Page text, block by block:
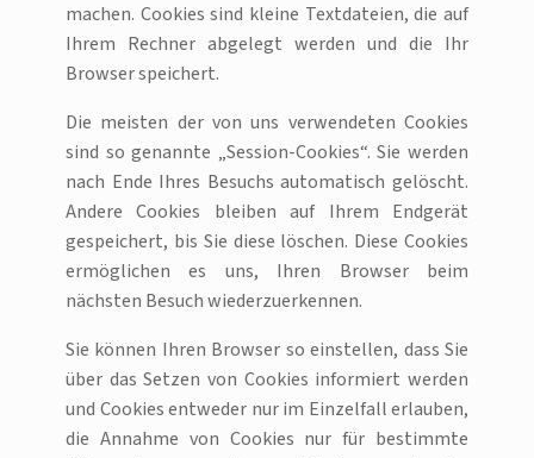
machen. Cookies sind kleine Textdateien, die auf
Ihrem Rechner abgelegt werden und die Ihr
Browser speichert.
Die meisten der von uns verwendeten Cookies
sind so genannte „Session-Cookies“. Sie werden
nach Ende Ihres Besuchs automatisch gelöscht.
Andere Cookies bleiben auf Ihrem Endgerät
gespeichert, bis Sie diese löschen. Diese Cookies
ermöglichen es uns, Ihren Browser beim
nächsten Besuch wiederzuerkennen.
Sie können Ihren Browser so einstellen, dass Sie
über das Setzen von Cookies informiert werden
und Cookies entweder nur im Einzelfall erlauben,
die Annahme von Cookies nur für bestimmte